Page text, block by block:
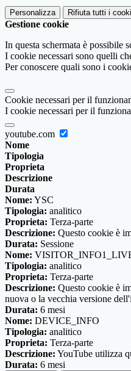
Personalizza Rifiuta tutti i
Gestione cookie
In questa schermata è possibile
I cookie necessari sono quelli
Per conoscere quali sono i
Cookie necessari per il
I cookie necessari per il
youtube.com
Nome
Tipologia
Proprieta
Descrizione
Durata
Nome: YSC
Tipologia: analitico
Proprieta: Terza-parte
Descrizione: Questo cookie è
Durata: Sessione
Nome:
Tipologia: analitico
Proprieta: Terza-parte
Descrizione: Questo cookie è
nuova o la vecchia versione
Durata: 6 mesi
Nome: DEVICE_INFO
Tipologia: analitico
Proprieta: Terza-parte
Descrizione: YouTube utilizza
Durata: 6 mesi